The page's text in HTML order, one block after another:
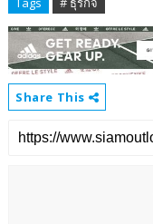
Share This